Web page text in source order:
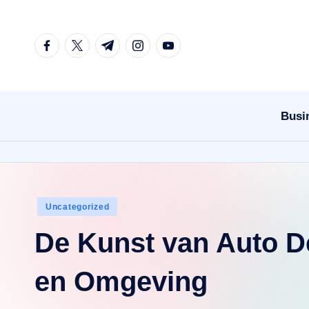
facebook.com
twitter.com
t.me instagram.com
youtube.com
Posted
Uncategorized
De Kunst van Auto
en Omgeving